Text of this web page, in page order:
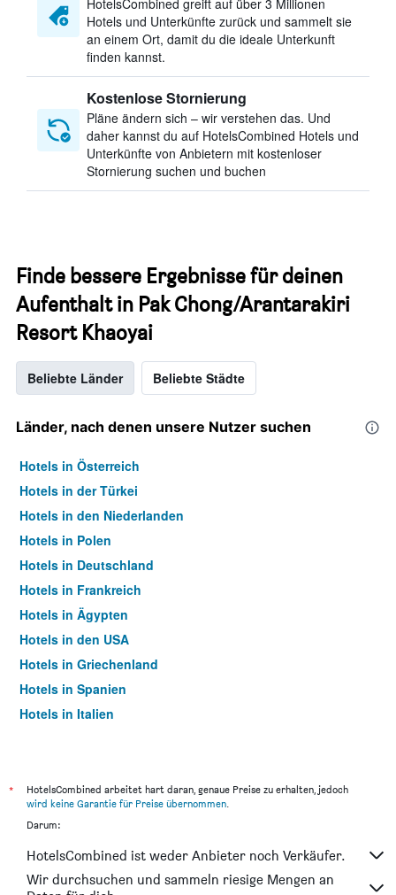
HotelsCombined greift auf über 3 Millionen
Hotels und Unterkünfte zurück und sammelt sie
an einem Ort, damit du die ideale Unterkunft
finden kannst.
Kostenlose Stornierung
Pläne ändern sich – wir verstehen das. Und
daher kannst du auf HotelsCombined Hotels und
Unterkünfte von Anbietern mit kostenloser
Stornierung suchen und buchen
Finde bessere Ergebnisse für deinen
Aufenthalt in Pak Chong/Arantarakiri
Resort Khaoyai
Beliebte Länder Beliebte Städte
Länder, nach denen unsere Nutzer suchen
Hotels in Österreich
Hotels in der Türkei
Hotels in den Niederlanden
Hotels in Polen
Hotels in Deutschland
Hotels in Frankreich
Hotels in Ägypten
Hotels in den USA
Hotels in Griechenland
Hotels in Spanien
Hotels in Italien
*
HotelsCombined arbeitet hart daran, genaue Preise zu erhalten, jedoch
wird keine Garantie für Preise übernommen.
Darum:
HotelsCombined ist weder Anbieter noch Verkäufer.
Wir durchsuchen und sammeln riesige Mengen an